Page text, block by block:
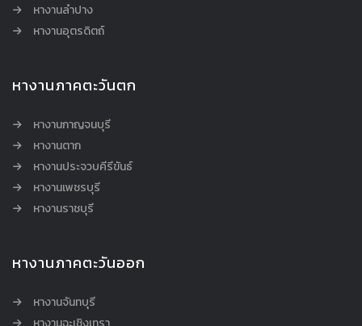
หางานลำปาง
หางานอุตรดิตถ์
หางานภาคตะวันตก
หางานกาญจนบุรี
หางานตาก
หางานประจวบคีรีขันธ์
หางานเพชรบุรี
หางานราชบุรี
หางานภาคตะวันออก
หางานจันทบุรี